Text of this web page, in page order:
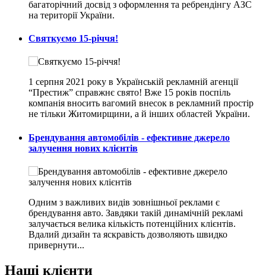
багаторічний досвід з оформлення та ребрендінгу АЗС
на території України.
Святкуємо 15-річчя!
1 серпня 2021 року в Українській рекламній агенції
“Престиж” справжнє свято! Вже 15 років поспіль
компанія вносить вагомий внесок в рекламний простір
не тільки Житомирщини, а й інших областей України.
Брендування автомобілів - ефективне джерело
залучення нових клієнтів
Одним з важливих видів зовнішньої реклами є
брендування авто. Завдяки такій динамічній рекламі
залучається велика кількість потенційних клієнтів.
Вдалий дизайн та яскравість дозволяють швидко
привернути...
Наші клієнти